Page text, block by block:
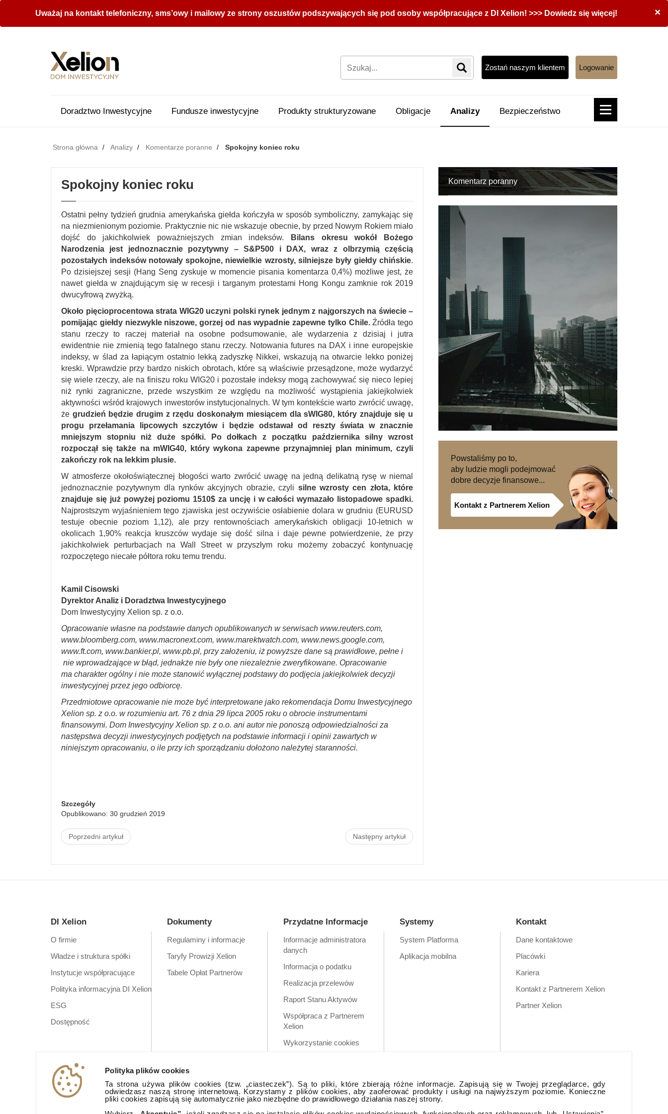
Polityka plików cookies
Ta strona używa plików cookies (tzw. „ciasteczek”). Są to pliki, które zbierają różne informacje. Zapisują się w Twojej przeglądarce, gdy
odwiedzasz naszą stronę internetową. Korzystamy z plików cookies, aby zaoferować produkty i usługi na najwyższym poziomie. Konieczne
pliki cookies zapisują się automatycznie jako niezbędne do prawidłowego działania naszej strony.
×
Uważaj na kontakt telefoniczny, sms’owy i mailowy ze strony oszustów podszywających się pod osoby współpracujące z DI Xelion! >>> Dowiedz się więcej!
Zostań naszym klientem Logowanie
Doradztwo Inwestycyjne Fundusze inwestycyjne Produkty strukturyzowane Obligacje Analizy Bezpieczeństwo
Strona główna Analizy Komentarze poranne Spokojny koniec roku
Spokojny koniec roku
Ostatni pełny tydzień grudnia amerykańska giełda kończyła w sposób symboliczny, zamykając się
na niezmienionym poziomie. Praktycznie nic nie wskazuje obecnie, by przed Nowym Rokiem miało
dojść do jakichkolwiek poważniejszych zmian indeksów. Bilans okresu wokół Bożego
Narodzenia jest jednoznacznie pozytywny – S&P500 i DAX, wraz z olbrzymią częścią
pozostałych indeksów notowały spokojne, niewielkie wzrosty, silniejsze były giełdy chińskie.
Po dzisiejszej sesji (Hang Seng zyskuje w momencie pisania komentarza 0,4%) możliwe jest, że
nawet giełda w znajdującym się w recesji i targanym protestami Hong Kongu zamknie rok 2019
dwucyfrową zwyżką.
Około pięcioprocentowa strata WIG20 uczyni polski rynek jednym z najgorszych na świecie –
pomijając giełdy niezwykle niszowe, gorzej od nas wypadnie zapewne tylko Chile.Źródła tego
stanu rzeczy to raczej materiał na osobne podsumowanie, ale wydarzenia z dzisiaj i jutra
ewidentnie nie zmienią tego fatalnego stanu rzeczy. Notowania futures na DAX i inne europejskie
indeksy, w ślad za łapiącym ostatnio lekką zadyszkę Nikkei, wskazują na otwarcie lekko poniżej
kreski. Wprawdzie przy bardzo niskich obrotach, które są właściwie przesądzone, może wydarzyć
się wiele rzeczy, ale na finiszu roku WIG20 i pozostałe indeksy mogą zachowywać się nieco lepiej
niż rynki zagraniczne, przede wszystkim ze względu na możliwość wystąpienia jakiejkolwiek
aktywności wśród krajowych inwestorów instytucjonalnych. W tym kontekście warto zwrócić uwagę,
że grudzień będzie drugim z rzędu doskonałym miesiącem dla sWIG80, który znajduje się u
progu przełamania lipcowych szczytów i będzie odstawał od reszty świata w znacznie
mniejszym stopniu niż duże spółki. Po dołkach z początku października silny wzrost
rozpoczął się także na mWIG40, który wykona zapewne przynajmniej plan minimum, czyli
zakończy rok na lekkim plusie.
W atmosferze okołoświątecznej błogości warto zwrócić uwagę na jedną delikatną rysę w niemal
jednoznacznie pozytywnym dla rynków akcyjnych obrazie, czyli silne wzrosty cen złota, które
znajduje się już powyżej poziomu 1510$ za uncję i w całości wymazało listopadowe spadki.
Najprostszym wyjaśnieniem tego zjawiska jest oczywiście osłabienie dolara w grudniu (EURUSD
testuje obecnie poziom 1,12), ale przy rentownościach amerykańskich obligacji 10-letnich w
okolicach 1,90% reakcja kruszców wydaje się dość silna i daje pewne potwierdzenie, że przy
jakichkolwiek perturbacjach na Wall Street w przyszłym roku możemy zobaczyć kontynuację
rozpoczętego niecałe półtora roku temu trendu.
Kamil Cisowski
Dyrektor Analiz i Doradztwa Inwestycyjnego
Dom Inwestycyjny Xelion sp. z o.o.
Opracowanie własne na podstawie danych opublikowanych w serwisach www.reuters.com,
www.bloomberg.com, www.macronext.com, www.marektwatch.com, www.news.google.com,
www.ft.com, www.bankier.pl, www.pb.pl, przy założeniu, iż powyższe dane są prawidłowe, pełne i
nie wprowadzające w błąd, jednakże nie były one niezależnie zweryfikowane. Opracowanie
ma charakter ogólny i nie może stanowić wyłącznej podstawy do podjęcia jakiejkolwiek decyzji
inwestycyjnej przez jego odbiorcę.
Przedmiotowe opracowanie nie może być interpretowane jako rekomendacja Domu Inwestycyjnego
Xelion sp. z o.o. w rozumieniu art. 76 z dnia 29 lipca 2005 roku o obrocie instrumentami
finansowymi. Dom Inwestycyjny Xelion sp. z o.o. ani autor nie ponoszą odpowiedzialności za
następstwa decyzji inwestycyjnych podjętych na podstawie informacji i opinii zawartych w
niniejszym opracowaniu, o ile przy ich sporządzaniu dołożono należytej staranności.
Szczegóły
Opublikowano: 30 grudzień 2019
Poprzedni artykuł Następny artykuł
Komentarz poranny
Powstaliśmy po to,
aby ludzie mogli podejmować
dobre decyzje finansowe...
Kontakt z Partnerem Xelion
DI Xelion
O firmie
Władze i struktura spółki
Instytucje współpracujące
Polityka informacyjna DI Xelion
ESG
Dostępność
Dokumenty
Regulaminy i informacje
Taryfy Prowizji Xelion
Tabele Opłat Partnerów
Przydatne Informacje
Informacje administratora
danych
Informacja o podatku
Realizacja przelewów
Raport Stanu Aktywów
Współpraca z Partnerem
Xelion
Wykorzystanie cookies
aplikacji mobilnej
Systemy
System Platforma
Aplikacja mobilna
Kontakt
Dane kontaktowe
Placówki
Kariera
Kontakt z Partnerem Xelion
Partner Xelion